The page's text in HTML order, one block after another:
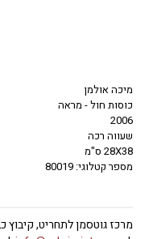
מיכה אולמן
כוסות חול - מראה
2006
שעווה רכה
28X38 ס"מ
מספר קטלוגי: 80019